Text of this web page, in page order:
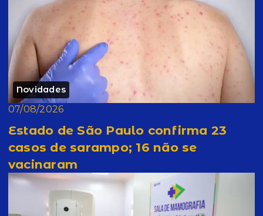
Novidades
07/08/2026
Estado de São Paulo confirma 23
casos de sarampo; 16 não se
vacinaram